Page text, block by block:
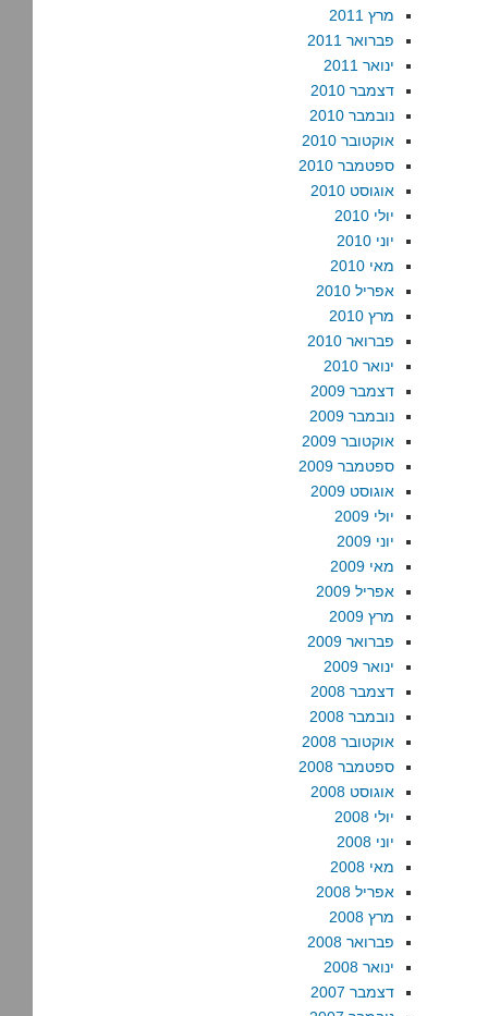
מרץ 2011
פברואר 2011
ינואר 2011
דצמבר 2010
נובמבר 2010
אוקטובר 2010
ספטמבר 2010
אוגוסט 2010
יולי 2010
יוני 2010
מאי 2010
אפריל 2010
מרץ 2010
פברואר 2010
ינואר 2010
דצמבר 2009
נובמבר 2009
אוקטובר 2009
ספטמבר 2009
אוגוסט 2009
יולי 2009
יוני 2009
מאי 2009
אפריל 2009
מרץ 2009
פברואר 2009
ינואר 2009
דצמבר 2008
נובמבר 2008
אוקטובר 2008
ספטמבר 2008
אוגוסט 2008
יולי 2008
יוני 2008
מאי 2008
אפריל 2008
מרץ 2008
פברואר 2008
ינואר 2008
דצמבר 2007